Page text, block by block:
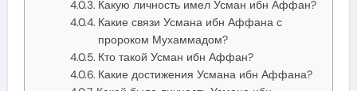
Какую личность имел Усман ибн Аффан?
Какие связи Усмана ибн Аффана с
пророком Мухаммадом?
Кто такой Усман ибн Аффан?
Какие достижения Усмана ибн Аффана?